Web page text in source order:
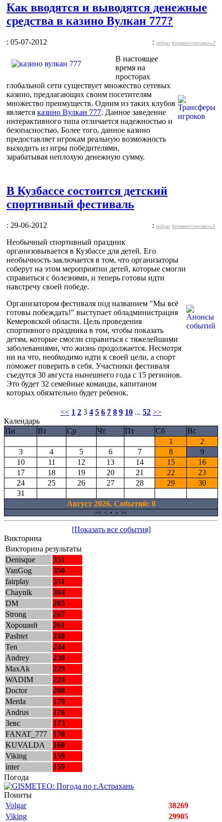
Как вводятся и выводятся денежные
средства в казино Вулкан 777?
: 05-07-2012 : volgar Комментировать?
В настоящее
время на
просторах
глобальной сети существует множество сетевых
казино, предлагающих своим посетителям
множество преимуществ. Одним из таких клубов
является казино Вулкан 777. Данное заведение
интерактивного типа отличается надежностью и
безопасностью. Более того, данное казино
предоставляет игрокам реальную возможность
выходить из игры победителями,
зарабатывая неплохую денежную сумму.
В Кузбассе состоится детский
спортивный фестиваль
: 29-06-2012 : volgar Комментировать?
Необычный спортивный праздник
организовывается в Кузбассе для детей. Его
необычность заключается в том, что организаторы
соберут на этом мероприятии детей, которые смогли
справиться с болезнями, и теперь готовы идти
навстречу своей победе.
Организатором фестиваля под названием "Мы всё
готовы побеждать!" выступает обладминистрация
Кемеровской области. Цель проведения
спортивного праздника в том, чтобы показать
детям, которые смогли справиться с тяжелейшими
заболеваниями, что жизнь продолжается. Несмотря
ни на что, необходимо идти к своей цели, а спорт
поможет поверить в себя. Участники фестиваля
съедутся 30 августа нынешнего года с 15 регионов.
Это будет 32 семейные команды, капитаном
которых обязательно будет ребенок.
<< 1 2 3 4 5 6 7 8 9 10 ... 52 >>
Календарь
Пн
Вт Ср Чт Пт Сб
Вс
1
2
3
4 5 6 7 8
9
10
11 12 13 14 15
16
17
18 19 20 21 22
23
24
25 26 27 28 29
30
31
Август 2026, Cобытий: 0
<< < • > >>
[Показать все события]
Викторина
Викторина результаты
Denisque
351
VanGog
350
fairplay
331
Chaynik
304
DM
285
Strong
267
Хороший
261
Pashtet
248
Ten
244
Andrey
230
MaxAk
229
WADIM
224
Doctor
208
Merda
179
Andrus
176
Зевс
173
FANAT_777
170
KUVALDA
160
Viking
159
inter
159
Погода
Поинты
Volgar
38269
Viking
29905